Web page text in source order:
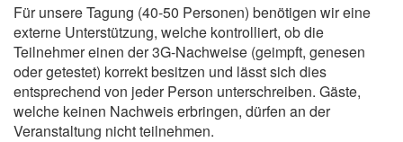
Für unsere Tagung (40-50 Personen) benötigen wir eine
externe Unterstützung, welche kontrolliert, ob die
Teilnehmer einen der 3G-Nachweise (geimpft, genesen
oder getestet) korrekt besitzen und lässt sich dies
entsprechend von jeder Person unterschreiben. Gäste,
welche keinen Nachweis erbringen, dürfen an der
Veranstaltung nicht teilnehmen.